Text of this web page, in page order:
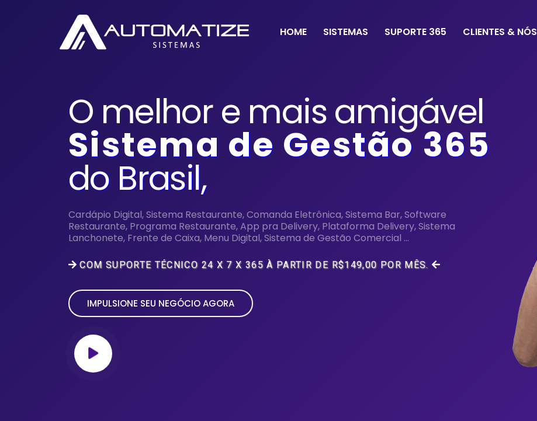
HOME SISTEMAS SUPORTE 365 CLIENTES & NÓS
O melhor e mais amigável
Sistema de Gestão 365
do Brasil,
Cardápio Digital, Sistema Restaurante, Comanda Eletrônica, Sistema Bar, Software
Restaurante, Programa Restaurante, App pra Delivery, Plataforma Delivery, Sistema
Lanchonete, Frente de Caixa, Menu Digital, Sistema de Gestão Comercial ...
COM SUPORTE TÉCNICO 24 X 7 X 365 À PARTIR DE R$149,00 POR MÊS.
IMPULSIONE SEU NEGÓCIO AGORA